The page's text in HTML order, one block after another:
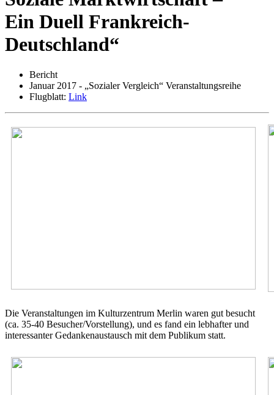
Ein Duell Frankreich-
Deutschland“
Bericht
Januar 2017 - „Sozialer Vergleich“ Veranstaltungsreihe
Flugblatt: Link
Die Veranstaltungen im Kulturzentrum Merlin waren gut besucht
(ca. 35-40 Besucher/Vorstellung), und es fand ein lebhafter und
interessanter Gedankenaustausch mit dem Publikum statt.